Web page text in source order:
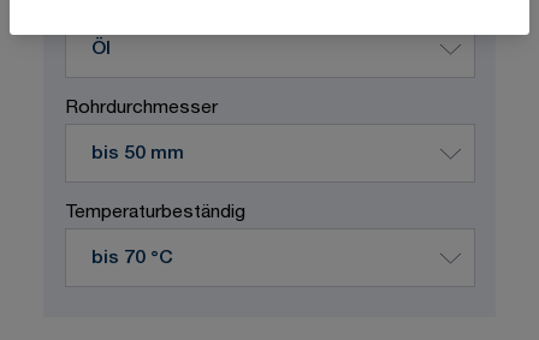
Rohrdurchmesser
Temperaturbeständig